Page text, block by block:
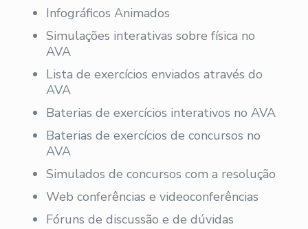
Infográficos Animados
Simulações interativas sobre física no
AVA
Lista de exercícios enviados através do
AVA
Baterias de exercícios interativos no AVA
Baterias de exercícios de concursos no
AVA
Simulados de concursos com a resolução
Web conferências e videoconferências
Fóruns de discussão e de dúvidas